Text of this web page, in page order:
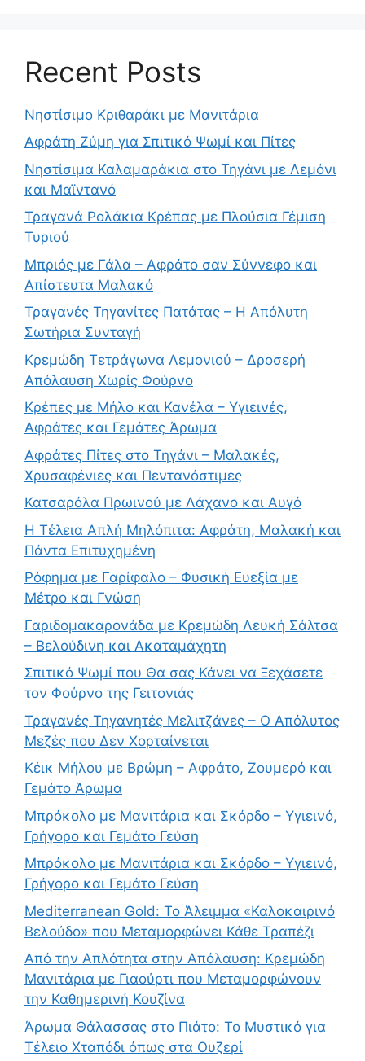
Recent Posts
Νηστίσιμο Κριθαράκι με Μανιτάρια
Αφράτη Ζύμη για Σπιτικό Ψωμί και Πίτες
Νηστίσιμα Καλαμαράκια στο Τηγάνι με Λεμόνι
και Μαϊντανό
Τραγανά Ρολάκια Κρέπας με Πλούσια Γέμιση
Τυριού
Μπριός με Γάλα – Αφράτο σαν Σύννεφο και
Απίστευτα Μαλακό
Τραγανές Τηγανίτες Πατάτας – Η Απόλυτη
Σωτήρια Συνταγή
Κρεμώδη Τετράγωνα Λεμονιού – Δροσερή
Απόλαυση Χωρίς Φούρνο
Κρέπες με Μήλο και Κανέλα – Υγιεινές,
Αφράτες και Γεμάτες Άρωμα
Αφράτες Πίτες στο Τηγάνι – Μαλακές,
Χρυσαφένιες και Πεντανόστιμες
Κατσαρόλα Πρωινού με Λάχανο και Αυγό
Η Τέλεια Απλή Μηλόπιτα: Αφράτη, Μαλακή και
Πάντα Επιτυχημένη
Ρόφημα με Γαρίφαλο – Φυσική Ευεξία με
Μέτρο και Γνώση
Γαριδομακαρονάδα με Κρεμώδη Λευκή Σάλτσα
– Βελούδινη και Ακαταμάχητη
Σπιτικό Ψωμί που Θα σας Κάνει να Ξεχάσετε
τον Φούρνο της Γειτονιάς
Τραγανές Τηγανητές Μελιτζάνες – Ο Απόλυτος
Μεζές που Δεν Χορταίνεται
Κέικ Μήλου με Βρώμη – Αφράτο, Ζουμερό και
Γεμάτο Άρωμα
Μπρόκολο με Μανιτάρια και Σκόρδο – Υγιεινό,
Γρήγορο και Γεμάτο Γεύση
Μπρόκολο με Μανιτάρια και Σκόρδο – Υγιεινό,
Γρήγορο και Γεμάτο Γεύση
Mediterranean Gold: Το Άλειμμα «Καλοκαιρινό
Βελούδο» που Μεταμορφώνει Κάθε Τραπέζι
Από την Απλότητα στην Απόλαυση: Κρεμώδη
Μανιτάρια με Γιαούρτι που Μεταμορφώνουν
την Καθημερινή Κουζίνα
Άρωμα Θάλασσας στο Πιάτο: Το Μυστικό για
Τέλειο Χταπόδι όπως στα Ουζερί